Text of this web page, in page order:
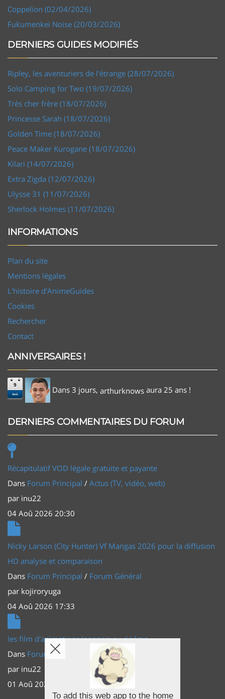
Coppelion (02/04/2026)
Fukumenkei Noise (20/03/2026)
DERNIERS GUIDES MODIFIÉS
Ripley, les aventuriers de l'étrange (28/07/2026)
Solo Camping for Two (19/07/2026)
Très cher frère (18/07/2026)
Princesse Sarah (18/07/2026)
Golden Time (18/07/2026)
Peace Maker Kurogane (18/07/2026)
Kilari (14/07/2026)
Extra Zigda (12/07/2026)
Ulysse 31 (11/07/2026)
Sherlock Holmes (11/07/2026)
INFORMATIONS
Plan du site
Mentions légales
L'histoire d'AnimeGuides
Cookies
Rechercher
Contact
ANNIVERSAIRES !
9
Aoû Dans 3 jours, arthurknows aura 25 ans !
DERNIERS COMMENTAIRES DU FORUM
Récapitulatif VOD légale gratuite et payante
Dans Forum Principal / Actus (TV, vidéo, web)
par inu22
04 Aoû 2026 20:30
Nicky Larson (City Hunter) Vf Mangas 2026 pour la diffusion
HD analyse et comparaison
Dans Forum Principal / Forum Général
par kojiroryuga
04 Aoû 2026 17:33
les film d'animations Japonais au cinéma
Dans Forum Principal
Actus (TV, vidéo, web)
par inu22
01 Aoû 2026 20:56
To add this web app to the home